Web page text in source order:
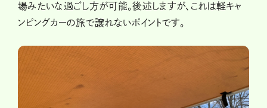
場みたいな過ごし方が可能。後述しますが、これは軽キャ
ンピングカーの旅で譲れないポイントです。